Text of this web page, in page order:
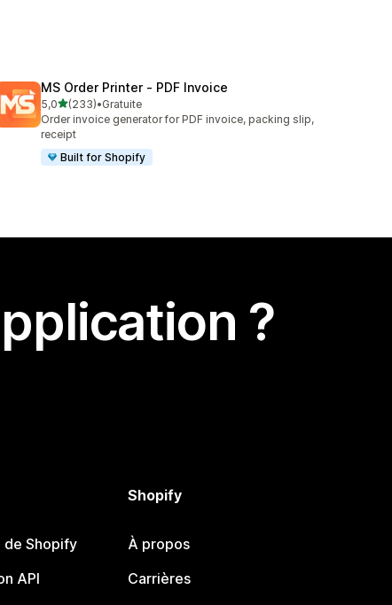
MS Order Printer ‑ PDF Invoice
5,0étoile(s) sur 5
(233)
233 avis au total
•Gratuite
Order invoice generator for PDF invoice, packing slip,
receipt
Built for Shopify
?
de Shopify
API
Shopify
À propos
Carrières